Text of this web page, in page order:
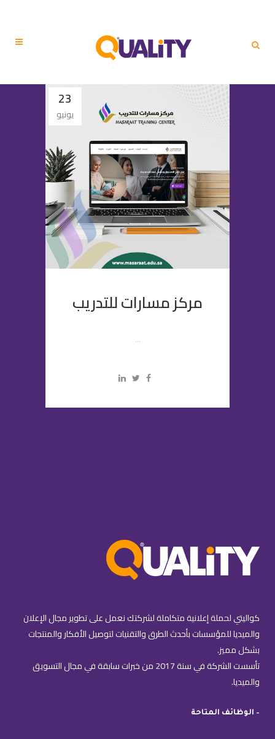
23
يونيو
مركز مسارات للتدريب
...
كواليتي لحملة إعلانية متكاملة لشركتك نعمل على تطوير مجال الإعلان
والميديا للمؤسسات بأحدث الطرق والتقنيات لتوصيل الأفكار والمنتجات
بشكل مميز.
تأسست الشركة في سنة 2017 من خبرات سابقة في مجال التسويق
والميديا.
– الوظائف المتاحة